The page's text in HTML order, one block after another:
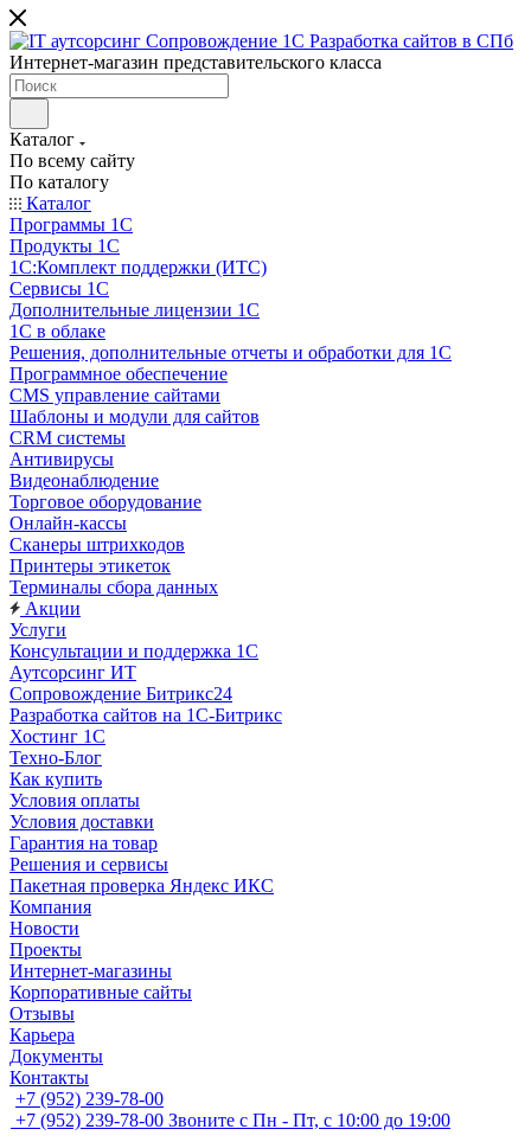
Интернет-магазин представительского класса
Каталог
По всему сайту
По каталогу
Каталог
Программы 1С
Продукты 1С
1С:Комплект поддержки (ИТС)
Сервисы 1С
Дополнительные лицензии 1С
1С в облаке
Решения, дополнительные отчеты и обработки для 1С
Программное обеспечение
CMS управление сайтами
Шаблоны и модули для сайтов
CRM системы
Антивирусы
Видеонаблюдение
Торговое оборудование
Онлайн-кассы
Сканеры штрихкодов
Принтеры этикеток
Терминалы сбора данных
Акции
Услуги
Консультации и поддержка 1C
Аутсорсинг ИТ
Сопровождение Битрикс24
Разработка сайтов на 1С‑Битрикс
Хостинг 1С
Техно-Блог
Как купить
Условия оплаты
Условия доставки
Гарантия на товар
Решения и сервисы
Пакетная проверка Яндекс ИКС
Компания
Новости
Проекты
Интернет-магазины
Корпоративные сайты
Отзывы
Карьера
Документы
Контакты
+7 (952) 239-78-00
+7 (952) 239-78-00 Звоните с Пн - Пт, с 10:00 до 19:00